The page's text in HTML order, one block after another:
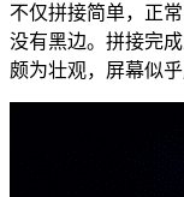
不仅拼接简单，正
没有黑边。拼接完
颇为壮观，屏幕似乎